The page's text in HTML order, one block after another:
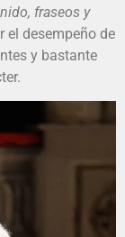
fraseos y
el desempeño de
y bastante